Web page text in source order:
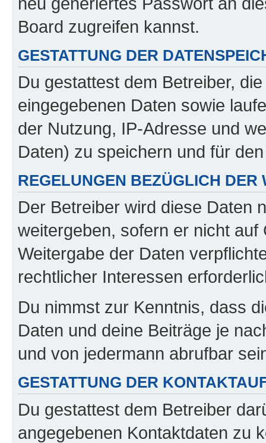
Board zugreifen kannst.
GESTATTUNG DER
Du gestattest dem Betreiber,
eingegebenen Daten sowie
der Nutzung, IP-Adresse und
Daten) zu speichern und für
REGELUNGEN BEZÜGLICH DER
Der Betreiber wird diese Daten
weitergeben, sofern er nicht
Weitergabe der Daten
rechtlicher Interessen
Du nimmst zur Kenntnis, dass
Daten und deine Beiträge je
und von jedermann abrufbar
GESTATTUNG DER
Du gestattest dem Betreiber
angegebenen Kontaktdaten zu